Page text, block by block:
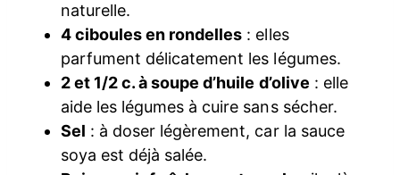
naturelle.
4 ciboules en rondelles : elles
parfument délicatement les légumes.
2 et 1/2 c. à soupe d’huile d’olive : elle
aide les légumes à cuire sans sécher.
Sel : à doser légèrement, car la sauce
soya est déjà salée.